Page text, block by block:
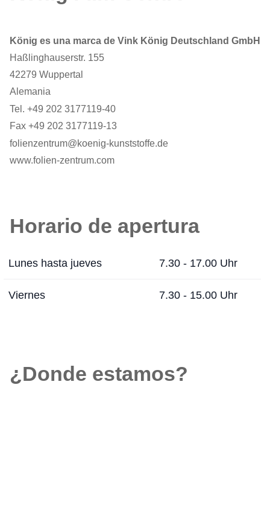
König es una marca de Vink König Deutschland GmbH
Haßlinghauserstr. 155
42279 Wuppertal
Alemania
Tel. +49 202 3177119-40
Fax +49 202 3177119-13
folienzentrum@koenig-kunststoffe.de
www.folien-zentrum.com
Horario de apertura
Lunes hasta jueves 7.30 - 17.00 Uhr
Viernes 7.30 - 15.00 Uhr
¿Donde estamos?